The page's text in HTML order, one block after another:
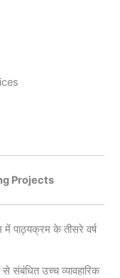
Projects
में पाठ्यक्रम के तीसरे वर्ष
से संबंधित उच्च व्यावहारिक